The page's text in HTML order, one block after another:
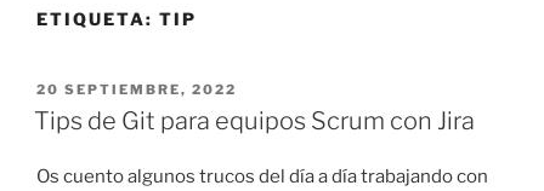
ETIQUETA: TIP
PUBLICADO
EL
20 SEPTIEMBRE, 2022
Tips de Git para equipos Scrum con Jira
Os cuento algunos trucos del día a día trabajando con